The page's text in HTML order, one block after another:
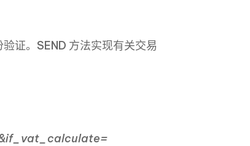
证。SEND 方法实现有关交易